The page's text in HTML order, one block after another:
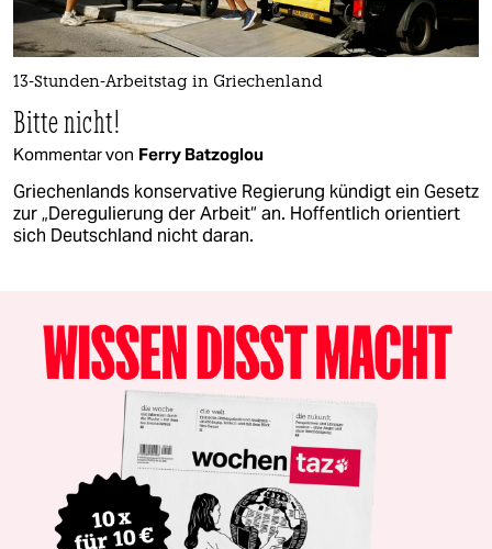
13-Stunden-Arbeitstag in Griechenland
Bitte nicht!
Kommentar von Ferry Batzoglou
Griechenlands konservative Regierung kündigt ein Gesetz
zur „Deregulierung der Arbeit“ an. Hoffentlich orientiert
sich Deutschland nicht daran.